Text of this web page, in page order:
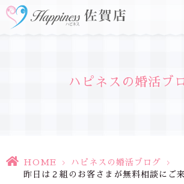
ハピネスの婚活ブ
HOME > ハピネスの婚活ブログ
>
昨日は２組のお客さまが無料相談にご